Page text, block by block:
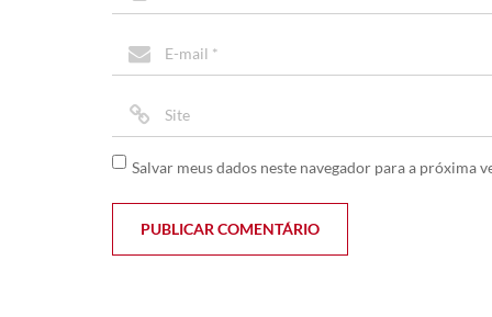
Salvar meus dados neste navegador para a próxima